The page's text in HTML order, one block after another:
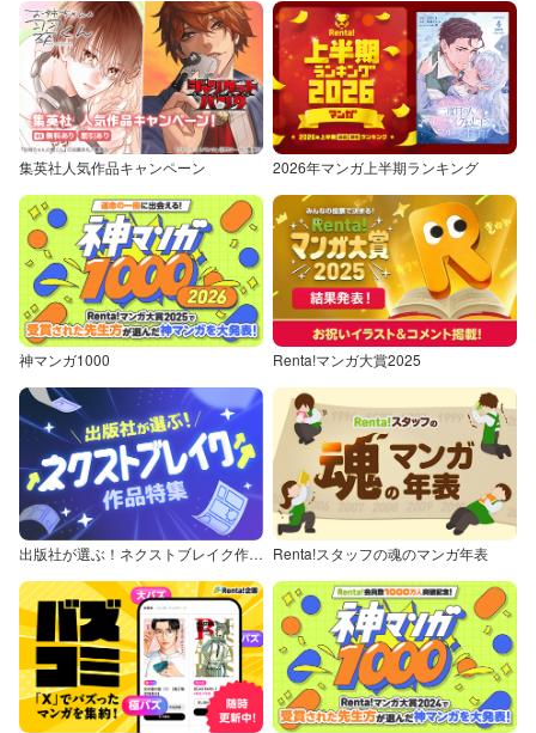
集英社人気作品キャンペーン 2026年マンガ上半期ランキング
神マンガ1000 Renta!マンガ大賞2025
出版社が選ぶ！ネクストブレイク作品特集 Renta!スタッフの魂のマンガ年表